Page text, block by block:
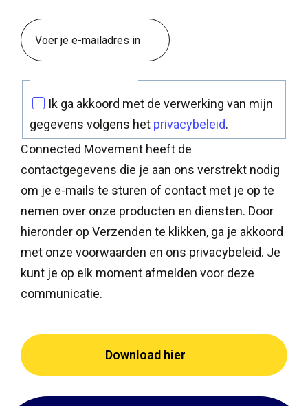
Ik ga akkoord met de verwerking van mijn
gegevens volgens het privacybeleid.
Connected Movement heeft de
contactgegevens die je aan ons verstrekt nodig
om je e-mails te sturen of contact met je op te
nemen over onze producten en diensten. Door
hieronder op Verzenden te klikken, ga je akkoord
met onze voorwaarden en ons privacybeleid. Je
kunt je op elk moment afmelden voor deze
communicatie.